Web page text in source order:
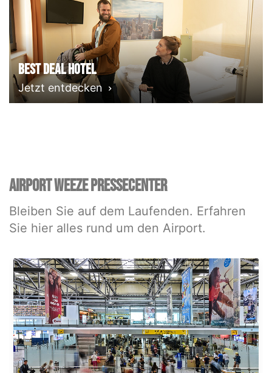
Best deal Hotel
Jetzt entdecken
AIRPORT WEEZE PRESSECENTER
Bleiben Sie auf dem Laufenden. Erfahren
Sie hier alles rund um den Airport.